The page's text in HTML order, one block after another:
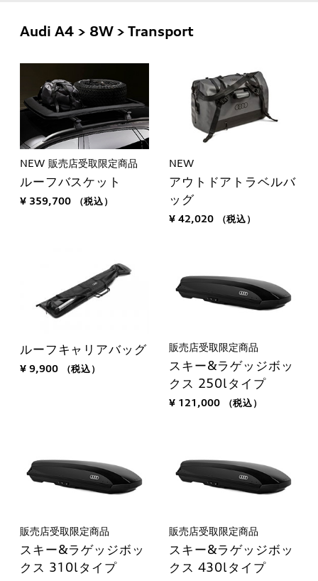
Audi A4 > 8W > Transport
NEW 販売店受取限定商品
ルーフバスケット
¥ 359,700 （税込）
NEW
アウトドアトラベルバ
ッグ
¥ 42,020 （税込）
ルーフキャリアバッグ
¥ 9,900 （税込）
販売店受取限定商品
スキー&ラゲッジボッ
クス 250lタイプ
¥ 121,000 （税込）
販売店受取限定商品
スキー&ラゲッジボッ
クス 310lタイプ
販売店受取限定商品
スキー&ラゲッジボッ
クス 430lタイプ